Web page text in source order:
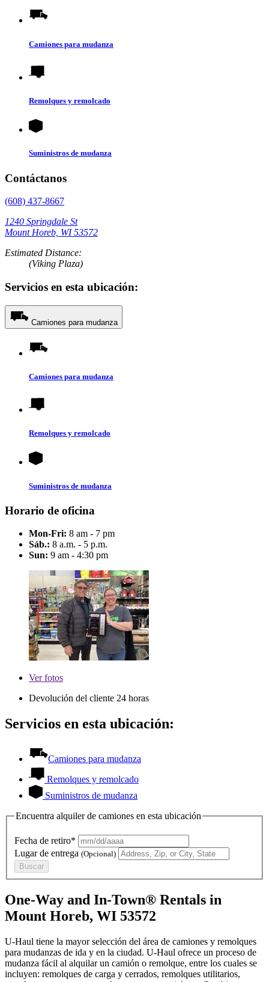
Camiones para mudanza
Remolques y remolcado
Suministros de mudanza
Contáctanos
(608) 437-8667
1240 Springdale St
Mount Horeb, WI 53572
Estimated Distance:
(Viking Plaza)
Servicios en esta ubicación:
Camiones para mudanza
Camiones para mudanza
Remolques y remolcado
Suministros de mudanza
Horario de oficina
Mon-Fri: 8 am - 7 pm
Sáb.: 8 a.m. - 5 p.m.
Sun: 9 am - 4:30 pm
Verfotos
Devolución del cliente 24 horas
Servicios en esta ubicación:
Camiones para mudanza
Remolques y remolcado
Suministros de mudanza
Encuentra alquiler de camiones en esta ubicación
Fecha de retiro*
Lugar de entrega (Opcional)
Buscar
One-Way and In-Town® Rentals in
Mount Horeb, WI 53572
U-Haul tiene la mayor selección del área de camiones y remolques
para mudanzas de ida y en la ciudad. U-Haul ofrece un proceso de
mudanza fácil al alquilar un camión o remolque, entre los cuales se
incluyen: remolques de carga y cerrados, remolques utilitarios,